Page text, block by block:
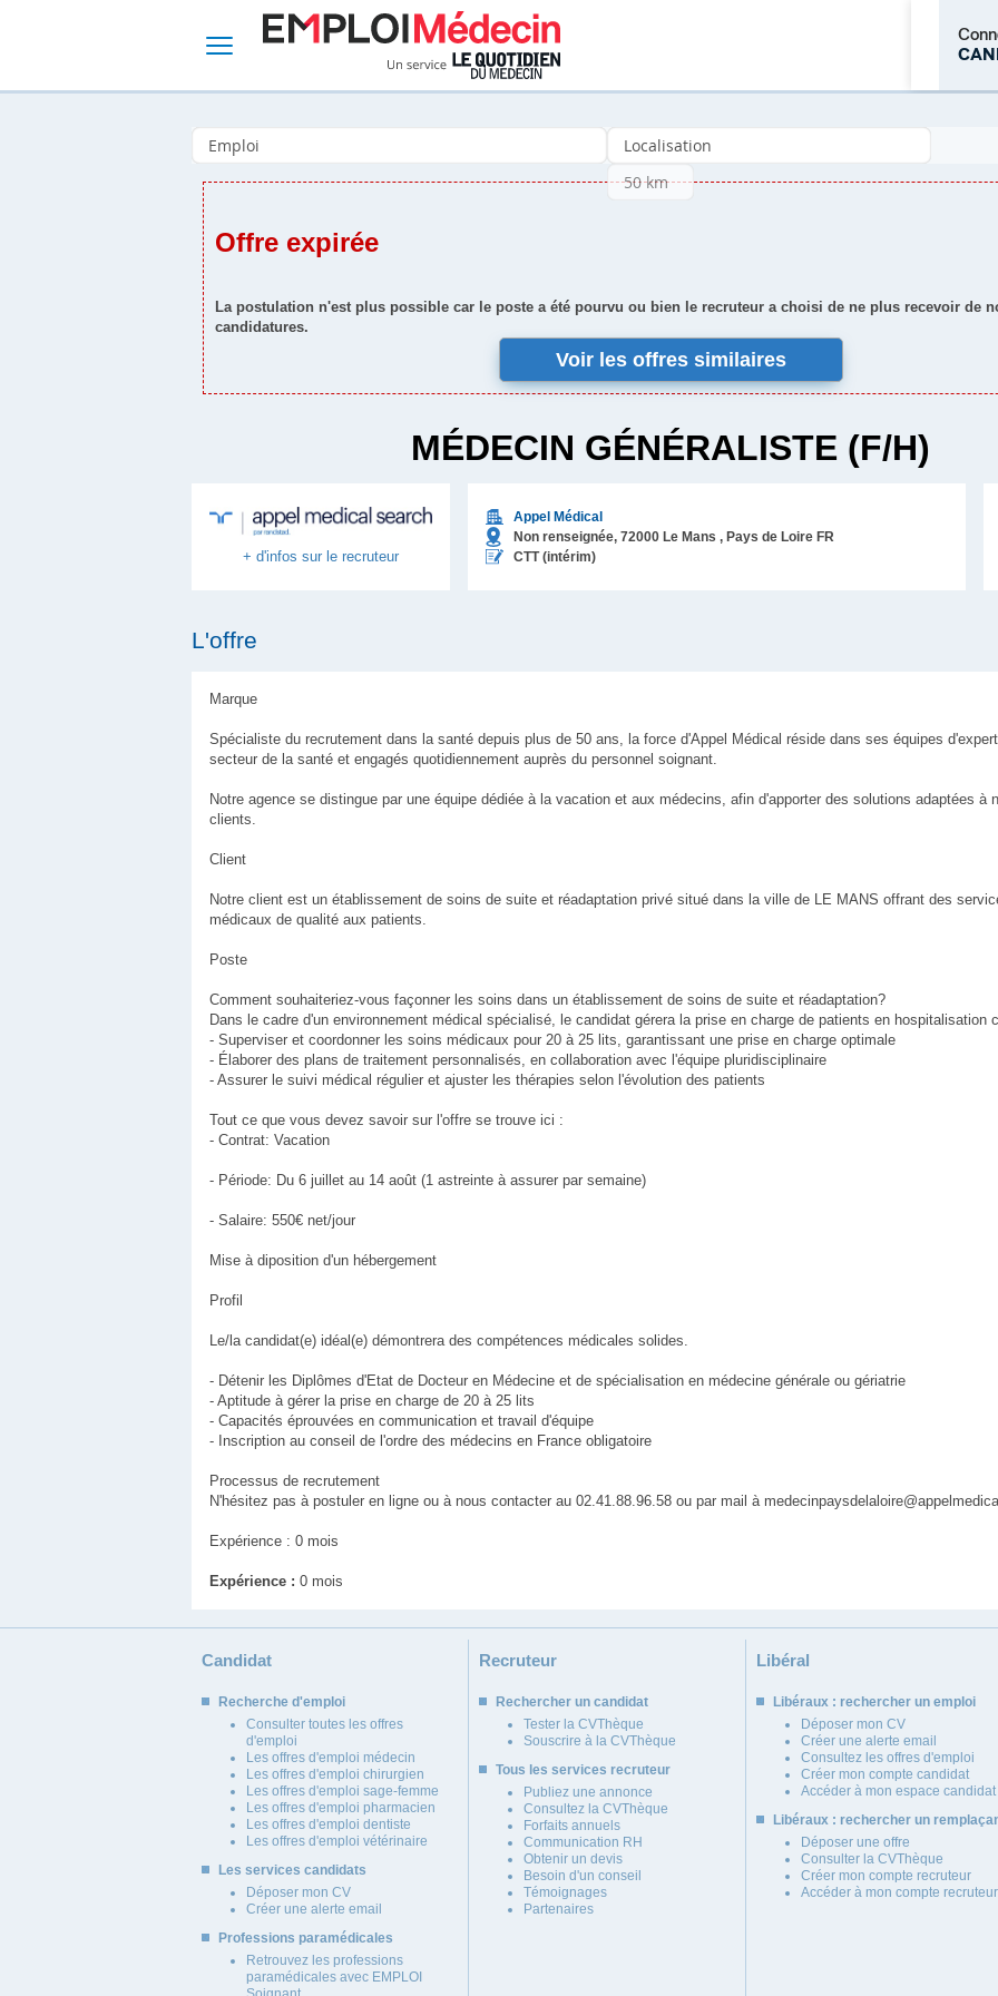
Offre expirée
La postulation n'est plus possible car le poste a été pourvu ou bien le recruteur a choisi de ne plus recevoir de
candidatures.
Voir les offres similaires
MÉDECIN GÉNÉRALISTE (F/H)
+ d'infos sur le recruteur
Appel Médical
Non renseignée, 72000 Le Mans , Pays de Loire FR
CTT (intérim)
L'offre
Marque
Spécialiste du recrutement dans la santé depuis plus de 50 ans, la force d'Appel Médical réside dans ses équipes
secteur de la santé et engagés quotidiennement auprès du personnel soignant.
Notre agence se distingue par une équipe dédiée à la vacation et aux médecins, afin d'apporter des solutions adaptées à
clients.
Client
Notre client est un établissement de soins de suite et réadaptation privé situé dans la ville de LE MANS offrant des
médicaux de qualité aux patients.
Poste
Comment souhaiteriez-vous façonner les soins dans un établissement de soins de suite et réadaptation?
Dans le cadre d'un environnement médical spécialisé, le candidat gérera la prise en charge de patients en hospitalisation
- Superviser et coordonner les soins médicaux pour 20 à 25 lits, garantissant une prise en charge optimale
- Élaborer des plans de traitement personnalisés, en collaboration avec l'équipe pluridisciplinaire
- Assurer le suivi médical régulier et ajuster les thérapies selon l'évolution des patients
Tout ce que vous devez savoir sur l'offre se trouve ici :
- Contrat: Vacation
- Période: Du 6 juillet au 14 août (1 astreinte à assurer par semaine)
- Salaire: 550€ net/jour
Mise à diposition d'un hébergement
Profil
Le/la candidat(e) idéal(e) démontrera des compétences médicales solides.
- Détenir les Diplômes d'Etat de Docteur en Médecine et de spécialisation en médecine générale ou gériatrie
- Aptitude à gérer la prise en charge de 20 à 25 lits
- Capacités éprouvées en communication et travail d'équipe
- Inscription au conseil de l'ordre des médecins en France obligatoire
Processus de recrutement
N'hésitez pas à postuler en ligne ou à nous contacter au 02.41.88.96.58 ou par mail à
Expérience : 0 mois
Expérience : 0 mois
Candidat
Recherche d'emploi
Consulter toutes les offres
d'emploi
Les offres d'emploi médecin
Les offres d'emploi chirurgien
Les offres d'emploi sage-femme
Les offres d'emploi pharmacien
Les offres d'emploi dentiste
Les offres d'emploi vétérinaire
Les services candidats
Déposer mon CV
Créer une alerte email
Professions paramédicales
Retrouvez les professions
paramédicales avec EMPLOI
Recruteur
Rechercher un candidat
Tester la CVThèque
Souscrire à la CVThèque
Tous les services recruteur
Publiez une annonce
Consultez la CVThèque
Forfaits annuels
Communication RH
Obtenir un devis
Besoin d'un conseil
Témoignages
Partenaires
Libéral
Libéraux : rechercher un emploi
Déposer mon CV
Créer une alerte email
Consultez les offres d'emploi
Créer mon compte candidat
Accéder à mon espace candidat
Libéraux : rechercher un
Déposer une offre
Consulter la CVThèque
Créer mon compte recruteur
Accéder à mon compte recruteur